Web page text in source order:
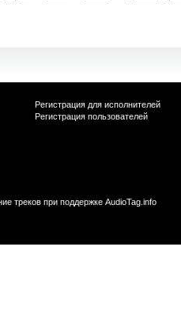
Регистрация для исполнителей
Регистрация пользователей
треков при поддержке AudioTag.info